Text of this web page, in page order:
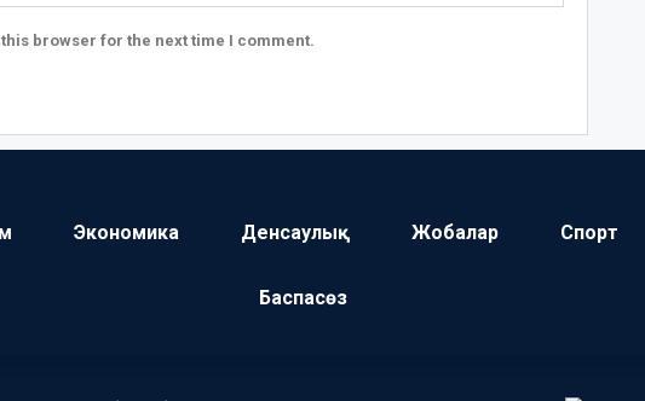
browser for the next time I comment.
Экономика Денсаулық Жобалар Спорт
Баспасөз